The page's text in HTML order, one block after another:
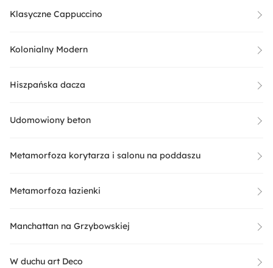
Klasyczne Cappuccino
Kolonialny Modern
Hiszpańska dacza
Udomowiony beton
Metamorfoza korytarza i salonu na poddaszu
Metamorfoza łazienki
Manchattan na Grzybowskiej
W duchu art Deco